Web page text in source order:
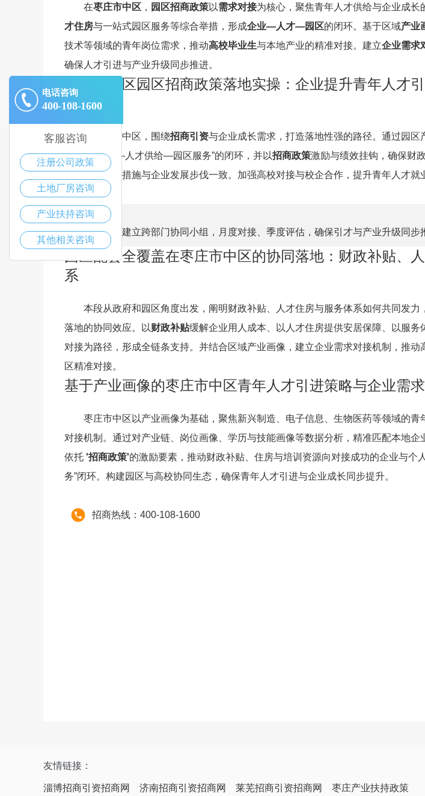
在枣庄市中区 ， 园区招商政策以需求对接为核心，聚焦青年人才供给与企业成长
才住房与一站式园区服务等综合举措，形成企业—人才—园区的闭环。基于区域产业
技术等领域的青年岗位需求，推动高校毕业生与本地产业的精准对接。建立企业需求
确保人才引进与产业升级同步推进。
枣庄市中区园区招商政策落地实操：企业提升青年人才
读
在枣庄市中区，围绕招商引资与企业成长需求，打造落地性强的路径。通过园区
立“企业需求—人才供给—园区服务”的闭环，并以招商政策激励与绩效挂钩，确保财
务等产业扶持 措施与企业发展步伐一致。加强高校对接与校企合作，提升青年人才就
落地更精准。
建议：建立跨部门协同小组，月度对接、季度评估，确保引才与产业升级同步
园区配套全覆盖在枣庄市中区的协同落地：财政补贴、
系
本段从政府和园区角度出发，阐明财政补贴、人才住房与服务体系如何共同发力
落地的协同效应。以财政补贴缓解企业用人成本、以人才住房提供安居保障、以服务
对接为路径，形成全链条支持。并结合区域产业画像，建立企业需求对接机制，推动
区精准对接。
基于产业画像的枣庄市中区青年人才引进策略与企业需
枣庄市中区以产业画像为基础，聚焦新兴制造、电子信息、生物医药等领域的青
对接机制。通过对产业链、岗位画像、学历与技能画像等数据分析，精准匹配本地企
依托 '招商政策'的激励要素，推动财政补贴、住房与培训资源向对接成功的企业与个
务”闭环。构建园区与高校协同生态，确保青年人才引进与企业成长同步提升。
招商热线：400-108-1600
友情链接：
淄博招商引资招商网 济南招商引资招商网 莱芜招商引资招商网 枣庄产业扶持政策
电话咨询
400-108-1600
客服咨询
注册公司政策
土地厂房咨询
产业扶持咨询
其他相关咨询